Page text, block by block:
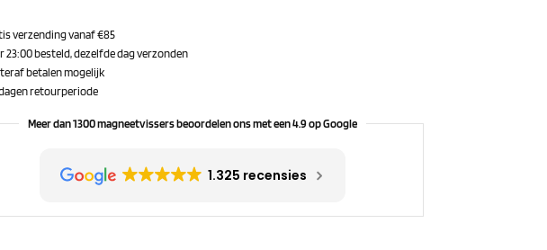
verzending vanaf €85
23:00 besteld, dezelfde dag verzonden
betalen mogelijk
retourperiode
Meer dan 1300 magneetvissers beoordelen ons met een 4.9 op Google
1.325 recensies